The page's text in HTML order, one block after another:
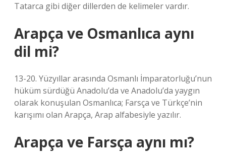
Tatarca gibi diğer dillerden de kelimeler vardır.
Arapça ve Osmanlıca aynı
dil mi?
13-20. Yüzyıllar arasında Osmanlı İmparatorluğu’nun
hüküm sürdüğü Anadolu’da ve Anadolu’da yaygın
olarak konuşulan Osmanlıca; Farsça ve Türkçe’nin
karışımı olan Arapça, Arap alfabesiyle yazılır.
Arapça ve Farsça aynı mı?